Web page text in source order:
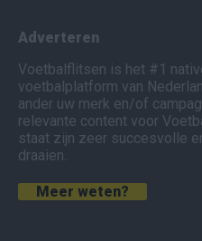
Adverteren
Voetbalflitsen is het #1
voetbalplatform van
ander uw merk en/of
relevante content voor
staat zijn zeer succesvolle
draaien.
Meer weten?